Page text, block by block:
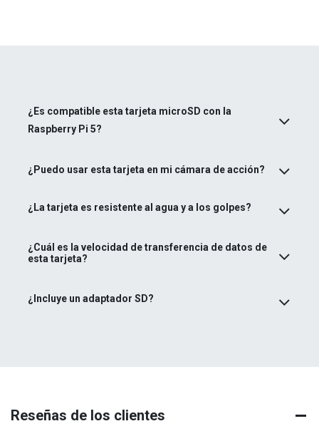
¿Es compatible esta tarjeta microSD con la
Raspberry Pi 5?
¿Puedo usar esta tarjeta en mi cámara de acción?
¿La tarjeta es resistente al agua y a los golpes?
¿Cuál es la velocidad de transferencia de datos de
esta tarjeta?
¿Incluye un adaptador SD?
Reseñas de los clientes